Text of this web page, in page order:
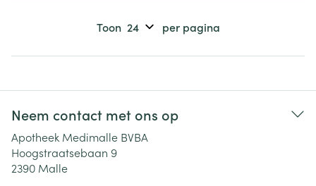
Toon per pagina
Neem contact met ons op
Apotheek Medimalle BVBA
Hoogstraatsebaan 9
2390 Malle